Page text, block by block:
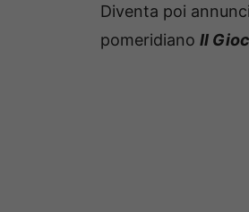
Diventa poi
pomeridiano Il